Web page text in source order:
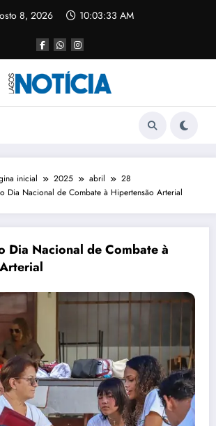
8, 2026 10:03:33 AM
inicial 2025 abril
28
Dia Nacional de Combate à Hipertensão Arterial
Dia Nacional de Combate à